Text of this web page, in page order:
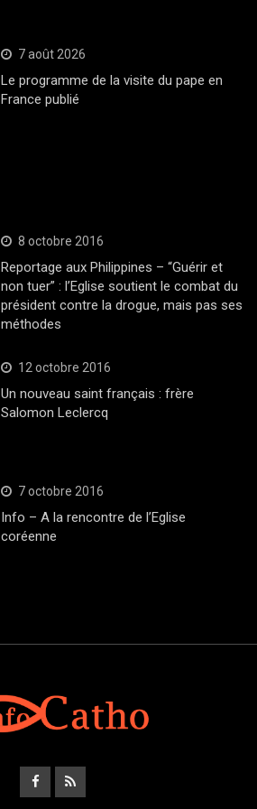
7 août 2026
Le programme de la visite du pape en
France publié
8 octobre 2016
Reportage aux Philippines – “Guérir et
non tuer” : l’Eglise soutient le combat du
président contre la drogue, mais pas ses
méthodes
12 octobre 2016
Un nouveau saint français : frère
Salomon Leclercq
7 octobre 2016
Info – A la rencontre de l’Eglise
coréenne